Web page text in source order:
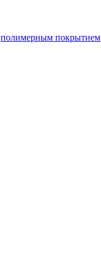
полимерным покрытием